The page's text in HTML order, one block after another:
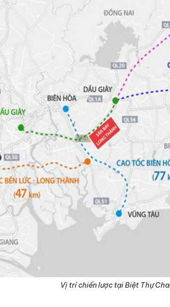
Vị trí chiến lược tại Biệt Thự